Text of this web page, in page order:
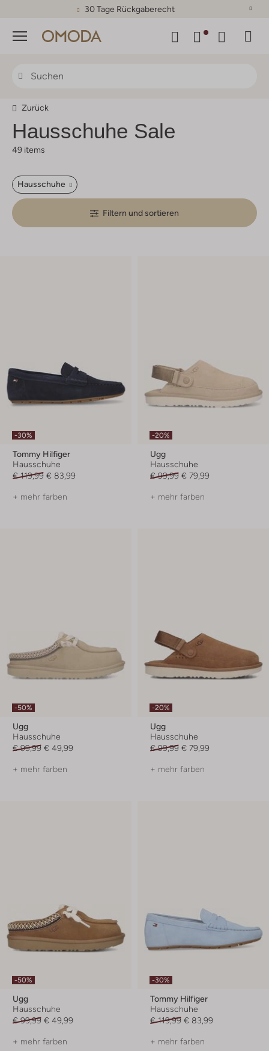
30 Tage Rückgaberecht
Menü
Zurück
Hausschuhe Sale
49 items
Hausschuhe
Filtern und sortieren
-30%
Tommy Hilfiger
Hausschuhe
€ 119,99 € 83,99
+ mehr farben
-20%
Ugg
Hausschuhe
€ 99,99 € 79,99
+ mehr farben
-50%
Ugg
Hausschuhe
€ 99,99 € 49,99
+ mehr farben
-20%
Ugg
Hausschuhe
€ 99,99 € 79,99
+ mehr farben
-50%
Ugg
Hausschuhe
€ 99,99 € 49,99
+ mehr farben
-30%
Tommy Hilfiger
Hausschuhe
€ 119,99 € 83,99
+ mehr farben